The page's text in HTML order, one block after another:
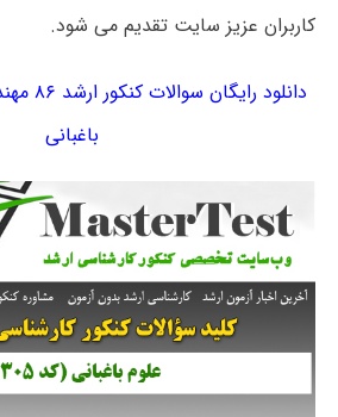
کاربران عزیز سایت تقدیم می شود.
دانلود
باغبانی